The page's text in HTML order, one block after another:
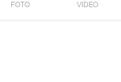
FOTO VIDEO